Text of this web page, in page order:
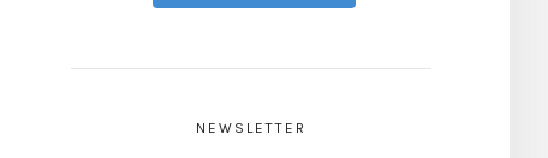
NEWSLETTER